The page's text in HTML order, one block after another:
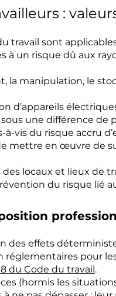
:
travail sont
à un risque dû aux
la manipulation, le
d’appareils
une différence de
à-vis du risque accru
mettre en œuvre de
des locaux et lieux de
du risque lié
des effets
réglementaires pour
8 du Code du travail.
(hormis les